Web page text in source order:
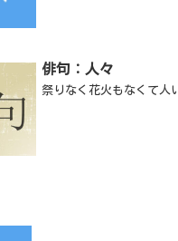
俳句：人々
祭りなく花火もなくて人